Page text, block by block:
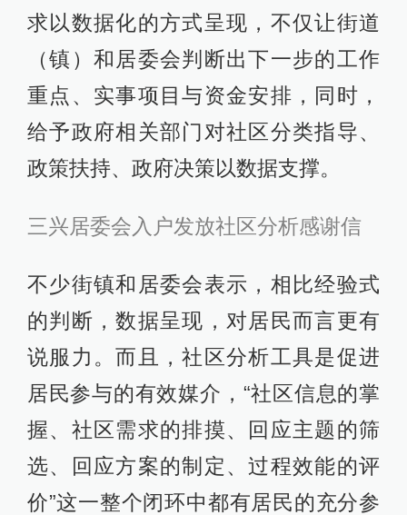
求以数据化的方式呈现，不仅让街道
（镇）和居委会判断出下一步的工作
重点、实事项目与资金安排，同时，
给予政府相关部门对社区分类指导、
政策扶持、政府决策以数据支撑。
三兴居委会入户发放社区分析感谢信
不少街镇和居委会表示，相比经验式
的判断，数据呈现，对居民而言更有
说服力。而且，社区分析工具是促进
居民参与的有效媒介，“社区信息的掌
握、社区需求的排摸、回应主题的筛
选、回应方案的制定、过程效能的评
价”这一整个闭环中都有居民的充分参